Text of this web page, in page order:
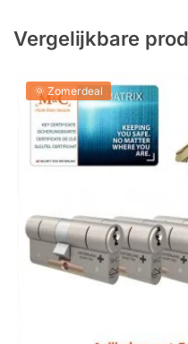
Vergelijkbare
🌞 Zomerdeal